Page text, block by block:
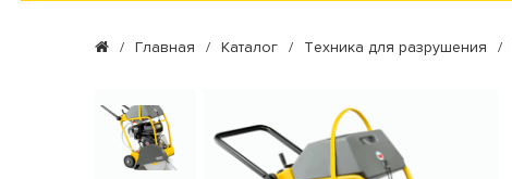
/ Главная / Каталог / Техника для разрушения /